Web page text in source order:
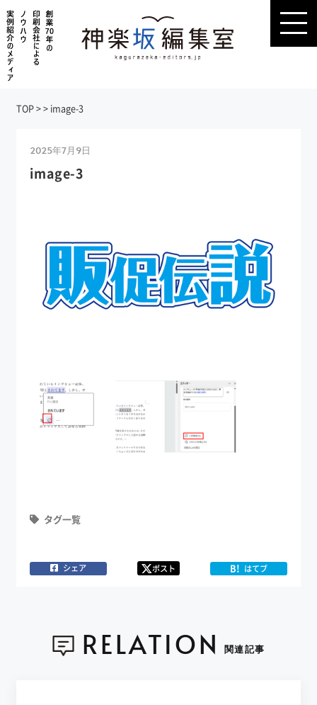
TOP>> image-3
2025年7月9日
image-3
タグ一覧
シェア ポスト B! はてブ
RELATION 関連記事